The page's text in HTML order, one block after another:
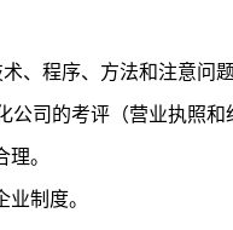
、程序、方法和注意问
公司的考评（营业执照
。
制度。